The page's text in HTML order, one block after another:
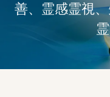
善、霊感霊視